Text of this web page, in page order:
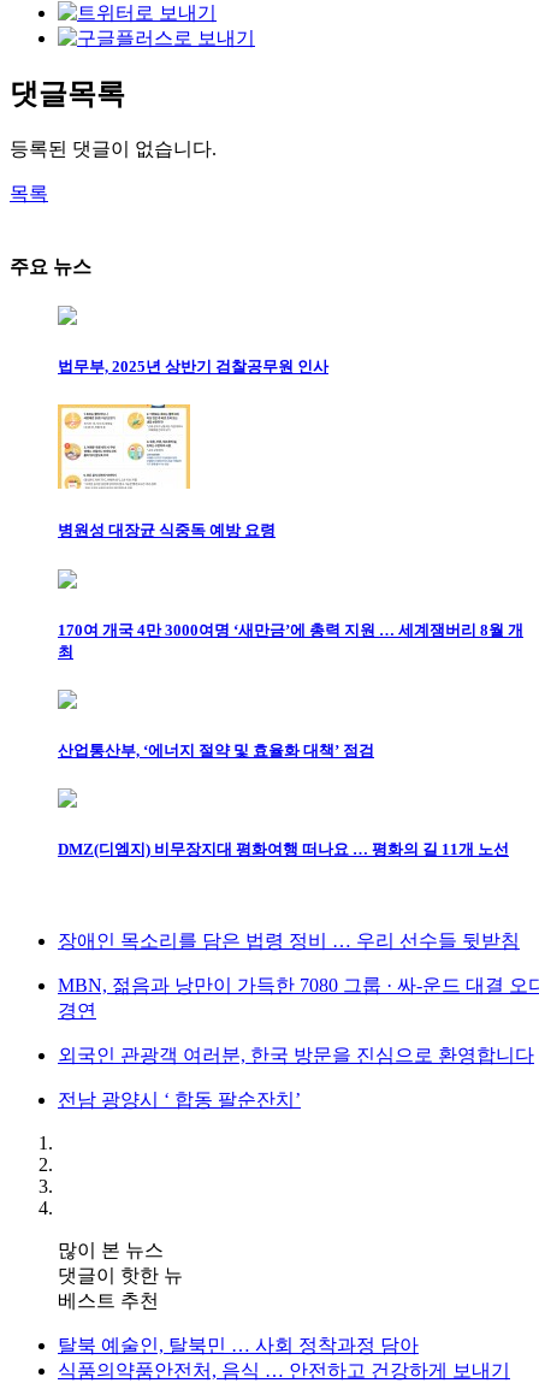
댓글목록
등록된 댓글이 없습니다.
목록
주요 뉴스
법무부, 2025년 상반기 검찰공무원 인사
병원성 대장균 식중독 예방 요령
170여 개국 4만 3000여명 ‘새만금’에 총력 지원 … 세계잼버리 8월 개
최
산업통산부, ‘에너지 절약 및 효율화 대책’ 점검
DMZ(디엠지) 비무장지대 평화여행 떠나요 … 평화의 길 11개 노선
장애인 목소리를 담은 법령 정비 … 우리 선수들 뒷받침
MBN, 젊음과 낭만이 가득한 7080 그룹 · 싸-운드 대결 오
경연
외국인 관광객 여러분, 한국 방문을 진심으로 환영합니다
전남 광양시 ‘ 합동 팔순잔치’
많이 본 뉴스
댓글이 핫한 뉴
베스트 추천
탈북 예술인, 탈북민 … 사회 정착과정 담아
식품의약품안전처, 음식 … 안전하고 건강하게 보내기